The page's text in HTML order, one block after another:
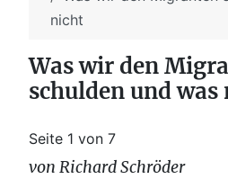
nicht
Was wir den
schulden und was
Seite 1 von 7
von Richard Schröder